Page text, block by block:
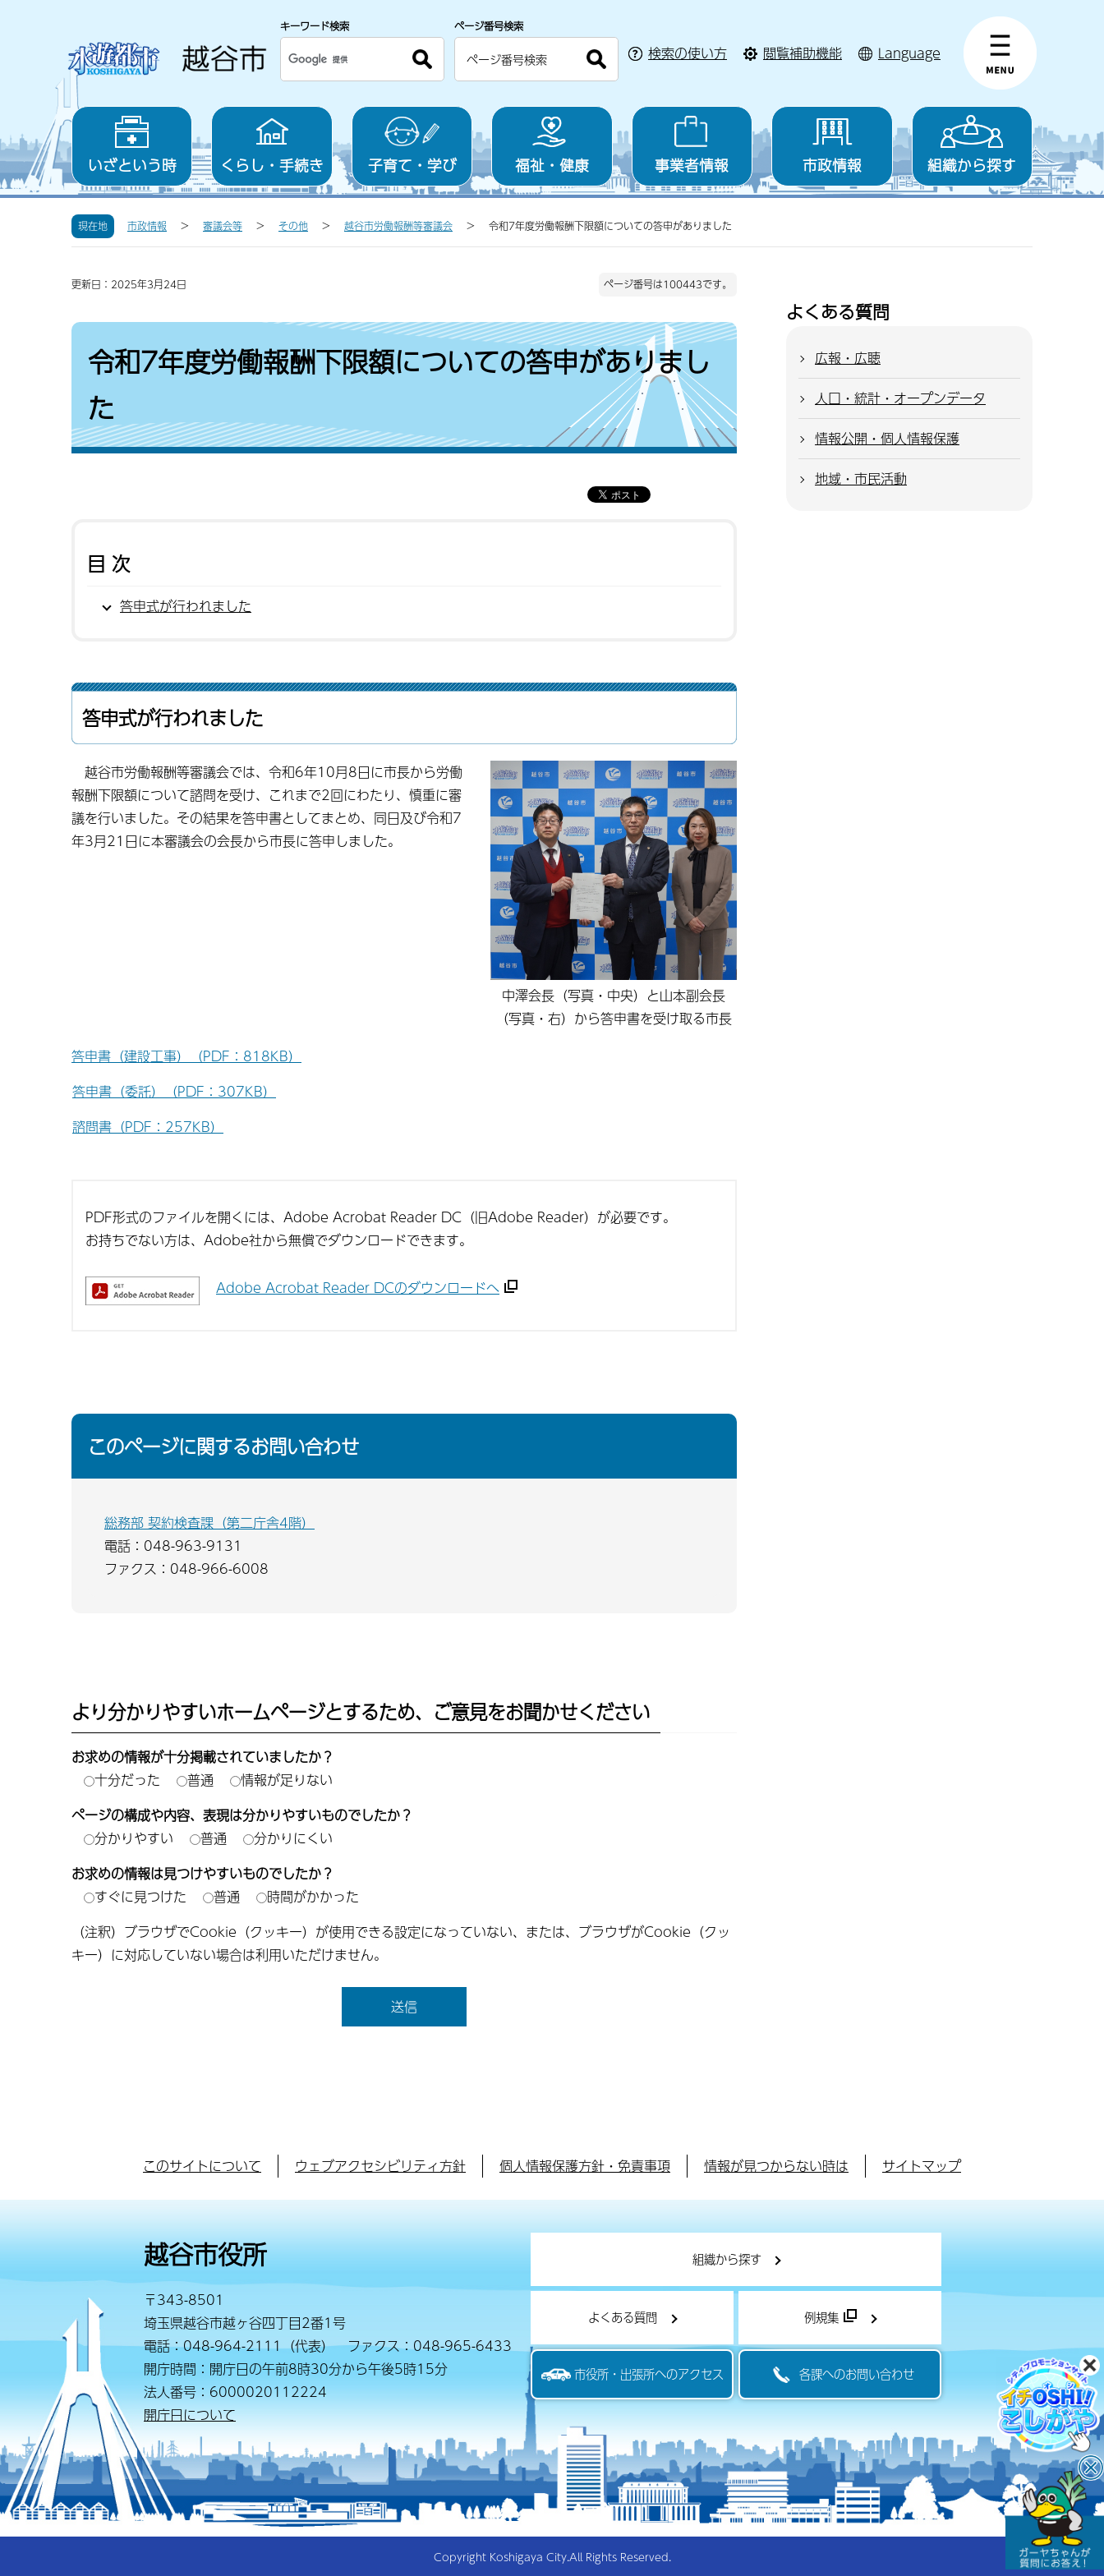
キーワード検索 ページ番号検索
検索の使い方 閲覧補助機能 Language
いざという時 くらし・手続き 子育て・学び 福祉・健康 事業者情報 市政情報 組織から探す
現在地 市政情報 審議会等 その他 越谷市労働報酬等審議会 令和7年度労働報酬下限額についての答申がありました
更新日：2025年3月24日 ページ番号は100443です。
令和7年度労働報酬下限額についての答申がありまし
た
目次
答申式が行われました
答申式が行われました
中澤会長（写真・中央）と山本副会長
（写真・右）から答申書を受け取る市長
越谷市労働報酬等審議会では、令和6年10月8日に市長から労働
報酬下限額について諮問を受け、これまで2回にわたり、慎重に審
議を行いました。その結果を答申書としてまとめ、同日及び令和7
年3月21日に本審議会の会長から市長に答申しました。
答申書（建設工事）（PDF：818KB）
答申書（委託）（PDF：307KB）
諮問書（PDF：257KB）
PDF形式のファイルを開くには、Adobe Acrobat Reader DC（旧Adobe Reader）が必要です。
お持ちでない方は、Adobe社から無償でダウンロードできます。
Adobe Acrobat Reader DCのダウンロードへ
このページに関するお問い合わせ
総務部 契約検査課（第二庁舎4階）
電話：048-963-9131
ファクス：048-966-6008
より分かりやすいホームページとするため、ご意見をお聞かせください
お求めの情報が十分掲載されていましたか？
十分だった
普通
情報が足りない
ページの構成や内容、表現は分かりやすいものでしたか？
分かりやすい
普通
分かりにくい
お求めの情報は見つけやすいものでしたか？
すぐに見つけた
普通
時間がかかった
（注釈）ブラウザでCookie（クッキー）が使用できる設定になっていない、または、ブラウザがCookie（クッ
キー）に対応していない場合は利用いただけません。
よくある質問
広報・広聴
人口・統計・オープンデータ
情報公開・個人情報保護
地域・市民活動
このサイトについて ウェブアクセシビリティ方針 個人情報保護方針・免責事項 情報が見つからない時は サイトマップ
越谷市役所
〒343-8501
埼玉県越谷市越ヶ谷四丁目2番1号
電話：048-964-2111（代表） ファクス：048-965-6433
開庁時間：開庁日の午前8時30分から午後5時15分
法人番号：6000020112224
開庁日について
組織から探す
よくある質問 例規集
市役所・出張所へのアクセス 各課へのお問い合わせ
Copyright Koshigaya City.All Rights Reserved.